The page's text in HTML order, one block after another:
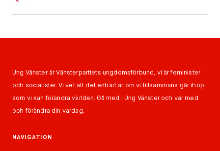
Ung Vänster är Vänsterpartiets ungdomsförbund, vi är feminister
och socialister. Vi vet att det enbart är om vi tillsammans går ihop
som vi kan förändra världen. Gå med i Ung Vänster och var med
och förändra din vardag.
NAVIGATION